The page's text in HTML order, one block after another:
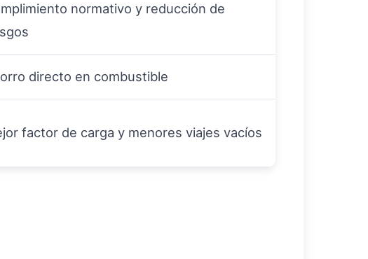
normativo y reducción de
directo en combustible
factor de carga y menores viajes vacíos